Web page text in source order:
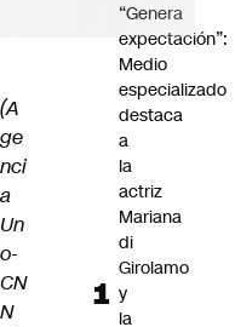
(A
ge
nci
a
Un
o-
CN
N
“Genera
expectación”:
Medio
especializado
destaca
a
la
actriz
Mariana
di
Girolamo
y
la